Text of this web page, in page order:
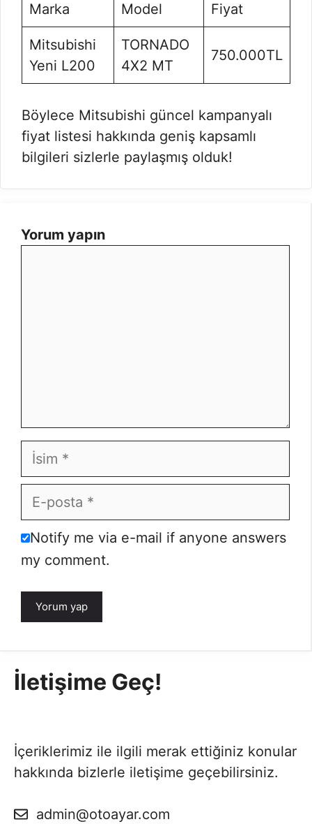
Marka Model Fiyat
Mitsubishi
Yeni L200
TORNADO
4X2 MT
750.000TL
Böylece Mitsubishi güncel kampanyalı
fiyat listesi hakkında geniş kapsamlı
bilgileri sizlerle paylaşmış olduk!
Yorum yapın
İsim
E-
posta
İnternet
sitesi
Notify me via e-mail if anyone answers
my comment.
İletişime Geç!
İçeriklerimiz ile ilgili merak ettiğiniz konular
hakkında bizlerle iletişime geçebilirsiniz.
admin@otoayar.com